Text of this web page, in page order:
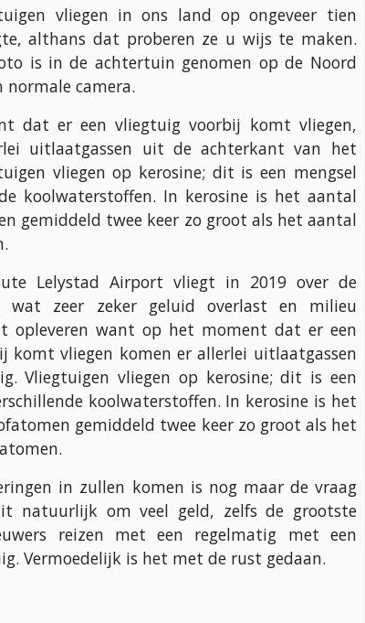
vliegen in ons land op ongeveer tien
althans dat proberen ze u wijs te maken.
is in de achtertuin genomen op de Noord
normale camera.
dat er een vliegtuig voorbij komt vliegen,
uitlaatgassen uit de achterkant van het
vliegen op kerosine; dit is een mengsel
koolwaterstoffen. In kerosine is het aantal
gemiddeld twee keer zo groot als het aantal
Lelystad Airport vliegt in 2019 over de
wat zeer zeker geluid overlast en milieu
opleveren want op het moment dat er een
komt vliegen komen er allerlei uitlaatgassen
Vliegtuigen vliegen op kerosine; dit is een
koolwaterstoffen. In kerosine is het
gemiddeld twee keer zo groot als het
in zullen komen is nog maar de vraag
natuurlijk om veel geld, zelfs de grootste
reizen met een regelmatig met een
Vermoedelijk is het met de rust gedaan.